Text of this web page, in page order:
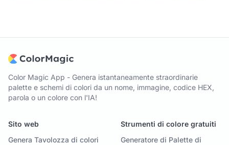
Color Magic App - Genera istantaneamente straordinarie
palette e schemi di colori da un nome, immagine, codice HEX,
parola o un colore con l'IA!
Sito web
Genera Tavolozza di colori
Strumenti di colore gratuiti
Generatore di Palette di